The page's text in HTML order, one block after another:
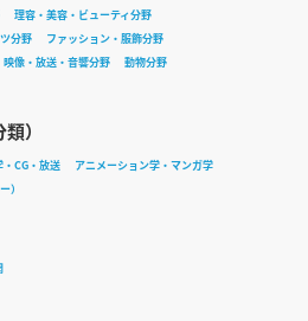
理容・美容・ビューティ分野
分野
ファッション・服飾分野
映像・放送・音響分野
動物分野
）
・CG・放送
アニメーション学・マンガ学
）